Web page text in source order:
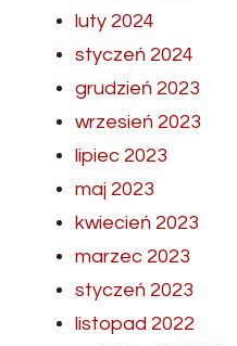
luty 2024
styczeń 2024
grudzień 2023
wrzesień 2023
lipiec 2023
maj 2023
kwiecień 2023
marzec 2023
styczeń 2023
listopad 2022